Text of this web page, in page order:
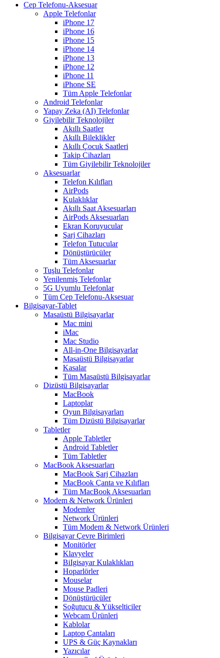
Cep Telefonu-Aksesuar
Apple Telefonlar
iPhone 17
iPhone 16
iPhone 15
iPhone 14
iPhone 13
iPhone 12
iPhone 11
iPhone SE
Tüm Apple Telefonlar
Android Telefonlar
Yapay Zeka (AI) Telefonlar
Giyilebilir Teknolojiler
Akıllı Saatler
Akıllı Bileklikler
Akıllı Çocuk Saatleri
Takip Cihazları
Tüm Giyilebilir Teknolojiler
Aksesuarlar
Telefon Kılıfları
AirPods
Kulaklıklar
Akıllı Saat Aksesuarları
AirPods Aksesuarları
Ekran Koruyucular
Şarj Cihazları
Telefon Tutucular
Dönüştürücüler
Tüm Aksesuarlar
Tuşlu Telefonlar
Yenilenmiş Telefonlar
5G Uyumlu Telefonlar
Tüm Cep Telefonu-Aksesuar
Bilgisayar-Tablet
Masaüstü Bilgisayarlar
Mac mini
iMac
Mac Studio
All-in-One Bilgisayarlar
Masaüstü Bilgisayarlar
Kasalar
Tüm Masaüstü Bilgisayarlar
Dizüstü Bilgisayarlar
MacBook
Laptoplar
Oyun Bilgisayarları
Tüm Dizüstü Bilgisayarlar
Tabletler
Apple Tabletler
Android Tabletler
Tüm Tabletler
MacBook Aksesuarları
MacBook Şarj Cihazları
MacBook Çanta ve Kılıfları
Tüm MacBook Aksesuarları
Modem & Network Ürünleri
Modemler
Network Ürünleri
Tüm Modem & Network Ürünleri
Bilgisayar Çevre Birimleri
Monitörler
Klavyeler
BiIgisayar Kulaklıkları
Hoparlörler
Mouselar
Mouse Padleri
Dönüştürücüler
Soğutucu & Yükselticiler
Webcam Ürünleri
Kablolar
Laptop Çantaları
UPS & Güç Kaynakları
Yazıcılar